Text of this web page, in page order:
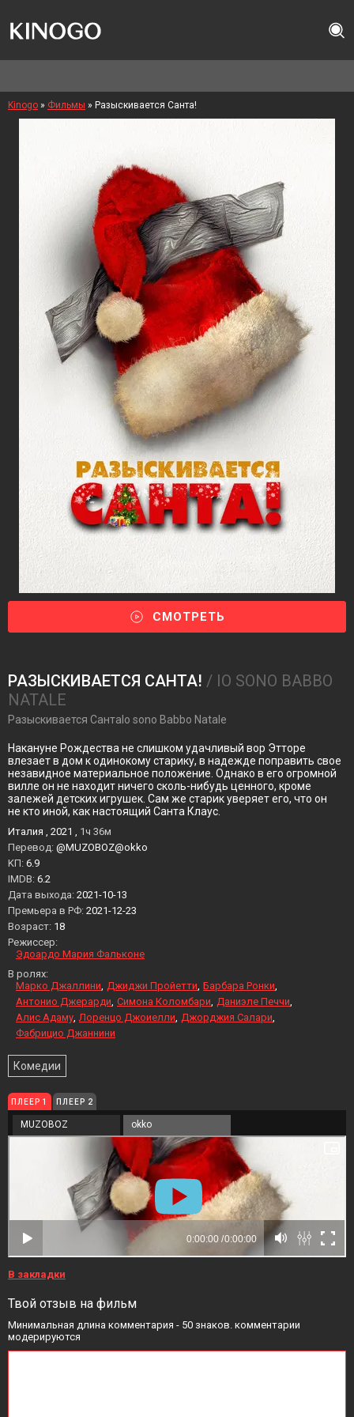
Kinogo » Фильмы » Разыскивается Санта!
СМОТРЕТЬ
РАЗЫСКИВАЕТСЯ САНТА! / IO SONO BABBO
NATALE
Разыскивается СантаIo sono Babbo Natale
Накануне Рождества не слишком удачливый вор Этторе
влезает в дом к одинокому старику, в надежде поправить свое
незавидное материальное положение. Однако в его огромной
вилле он не находит ничего сколь-нибудь ценного, кроме
залежей детских игрушек. Сам же старик уверяет его, что он
не кто иной, как настоящий Санта Клаус.
Италия , 2021 , 1ч 36м
Перевод: @MUZOBOZ@okko
KП: 6.9
IMDB: 6.2
Дата выхода: 2021-10-13
Премьера в РФ: 2021-12-23
Возраст: 18
Режиссер:
Эдоардо Мария Фальконе
В ролях:
Марко Джаллини Джиджи Пройетти Барбара Ронки
Антонио Джерарди Симона Коломбари Даниэле Печчи
Алис Адаму Лоренцо Джоиелли Джорджия Салари
Фабрицио Джаннини
Комедии
ПЛЕЕР 1 ПЛЕЕР 2
MUZOBOZ okko
В закладки
Твой отзыв на фильм
Минимальная длина комментария - 50 знаков. комментарии
модерируются